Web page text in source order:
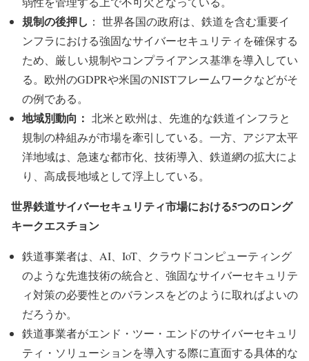
規制の後押し ： 世界各国の政府は、鉄道を含む重要イ
ンフラにおける強固なサイバーセキュリティを確保する
ため、厳しい規制やコンプライアンス基準を導入してい
る。欧州のGDPRや米国のNISTフレームワークなどがそ
の例である。
地域別動向： 北米と欧州は、先進的な鉄道インフラと
規制の枠組みが市場を牽引している。一方、アジア太平
洋地域は、急速な都市化、技術導入、鉄道網の拡大によ
り、高成長地域として浮上している。
世界鉄道サイバーセキュリティ市場における5つのロング
キークエスチョン
鉄道事業者は、AI、IoT、クラウドコンピューティング
のような先進技術の統合と、強固なサイバーセキュリテ
ィ対策の必要性とのバランスをどのように取ればよいの
だろうか。
鉄道事業者がエンド・ツー・エンドのサイバーセキュリ
ティ・ソリューションを導入する際に直面する具体的な